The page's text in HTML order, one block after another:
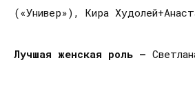
(«Универ»), Кира
Лучшая женская роль —